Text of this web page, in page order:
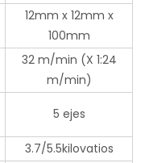
12mm x 12mm x
100mm
32 m/min (X 1:24
m/min)
5 ejes
3.7/5.5kilovatios